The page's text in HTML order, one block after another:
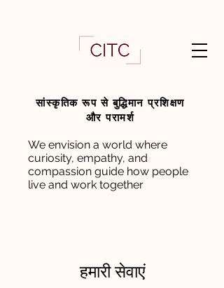
सांस्कृतिक रूप से बुद्धिमान प्रशिक्षण
और परामर्श
We envision a world where
curiosity, empathy, and
compassion guide how people
live and work together
हमारी सेवाएं